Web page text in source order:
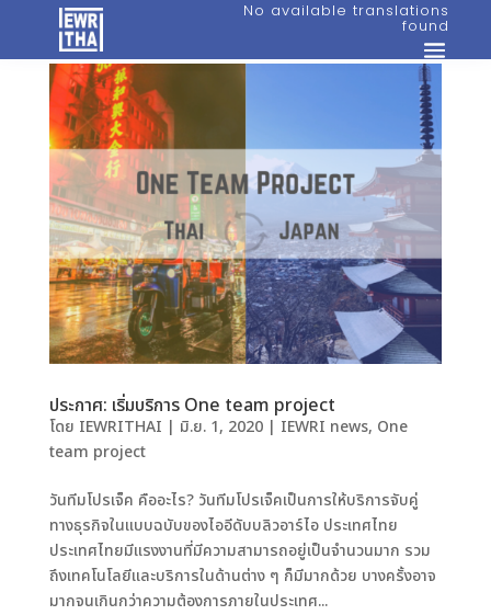
No available translations
found
ประกาศ: เริ่มบริการ One team project
โดย IEWRITHAI | มิ.ย. 1, 2020| IEWRI news, One
team project
วันทีมโปรเจ็ค คืออะไร? วันทีมโปรเจ็คเป็นการให้บริการจับคู่
ทางธุรกิจในแบบฉบับของไออีดับบลิวอาร์ไอ ประเทศไทย
ประเทศไทยมีแรงงานที่มีความสามารถอยู่เป็นจำนวนมาก รวม
ถึงเทคโนโลยีและบริการในด้านต่าง ๆ ก็มีมากด้วย บางครั้งอาจ
มากจนเกินกว่าความต้องการภายในประเทศ...